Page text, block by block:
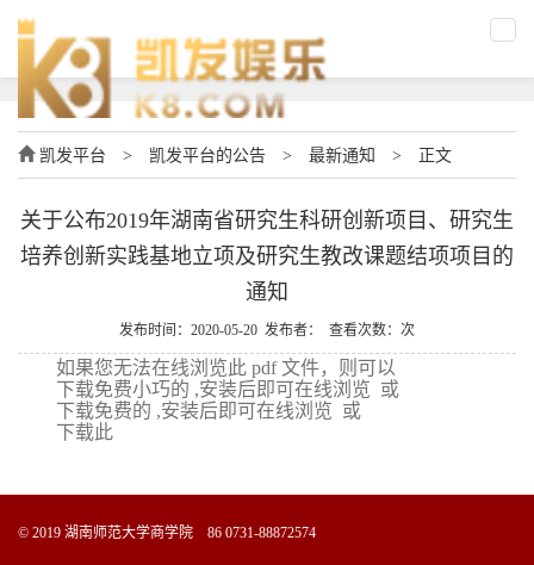
凯发平台 > 凯发平台的公告 > 最新通知 > 正文
关于公布2019年湖南省研究生科研创新项目、研究生
培养创新实践基地立项及研究生教改课题结项项目的
通知
发布时间：2020-05-20 发布者： 查看次数：次
如果您无法在线浏览此 pdf 文件，则可以
下载免费小巧的 ,安装后即可在线浏览 或
下载免费的 ,安装后即可在线浏览 或
下载此
© 2019 湖南师范大学商学院 86 0731-88872574